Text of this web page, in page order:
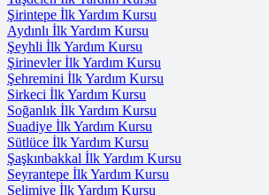
Şirintepe İlk Yardım Kursu
Aydınlı İlk Yardım Kursu
Şeyhli İlk Yardım Kursu
Şirinevler İlk Yardım Kursu
Şehremini İlk Yardım Kursu
Sirkeci İlk Yardım Kursu
Soğanlık İlk Yardım Kursu
Suadiye İlk Yardım Kursu
Sütlüce İlk Yardım Kursu
Şaşkınbakkal İlk Yardım Kursu
Seyrantepe İlk Yardım Kursu
Selimiye İlk Yardım Kursu